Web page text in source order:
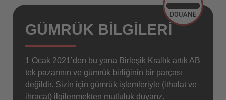
GÜMRÜK BILGILERI
1 Ocak 2021’den bu yana Birleşik Krallık artık AB
tek pazarının ve gümrük birliğinin bir parçası
değildir. Sizin için gümrük işlemleriyle (ithalat ve
ihracat) ilgilenmekten mutluluk duyarız.